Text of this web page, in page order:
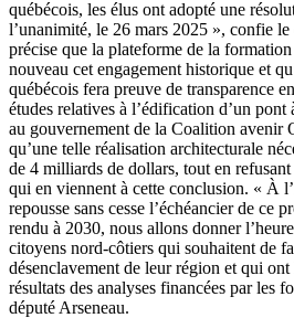
québécois, les élus ont adopté une
l’unanimité, le 26 mars 2025 », confie
précise que la plateforme de la
nouveau cet engagement historique et
québécois fera preuve de transparence
études relatives à l’édification d’un pont
au gouvernement de la Coalition avenir
qu’une telle réalisation architecturale
de 4 milliards de dollars, tout en
qui en viennent à cette conclusion. « À
repousse sans cesse l’échéancier de ce
rendu à 2030, nous allons donner
citoyens nord-côtiers qui souhaitent de
désenclavement de leur région et qui
résultats des analyses financées par les
député Arseneau.